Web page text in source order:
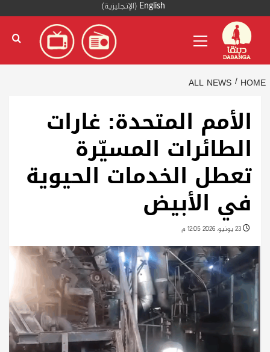
content
English
(الإنجليزية)
Menu
HOME
ALL NEWS
الأمم المتحدة: غارات
الطائرات المسيّرة
تعطل الخدمات الحيوية
في الأبيض